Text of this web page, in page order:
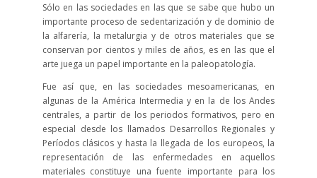
Sólo en las sociedades en las que se sabe que hubo un
importante proceso de sedentarización y de dominio de
la alfarería, la metalurgia y de otros materiales que se
conservan por cientos y miles de años, es en las que el
arte juega un papel importante en la paleopatología.
Fue así que, en las sociedades mesoamericanas, en
algunas de la América Intermedia y en la de los Andes
centrales, a partir de los periodos formativos, pero en
especial desde los llamados Desarrollos Regionales y
Períodos clásicos y hasta la llegada de los europeos, la
representación de las enfermedades en aquellos
materiales constituye una fuente importante para los